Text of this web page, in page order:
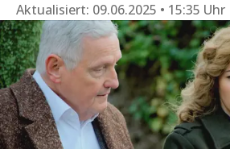
Aktualisiert: 09.06.2025 • 15:35 Uhr